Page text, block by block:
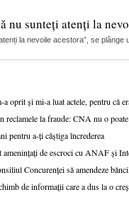
nu sunteți atenți la
la nevoile acestora”, se
oprit și mi-a luat actele, pentru că
reclamele la fraude: CNA nu o
pentru a-ți câștiga încrederea
amenințați de escroci cu ANAF și
Concurenței să amendeze
de informații care a dus la o